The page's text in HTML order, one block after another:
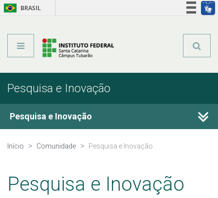
BRASIL
Pesquisa e Inovação
Pesquisa e Inovação
Programas de Pesquisa
Pesquisa com dados/entrevistas institucionais
Início Comunidade Pesquisa e Inovação
Pesquisa e Inovação